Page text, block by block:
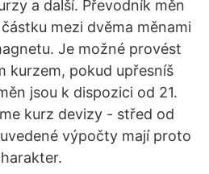
a další. Převodník měn
mezi dvěma měnami
Je možné provést
kurzem, pokud upřesníš
jsou k dispozici od 21.
kurz devizy - střed od
výpočty mají proto